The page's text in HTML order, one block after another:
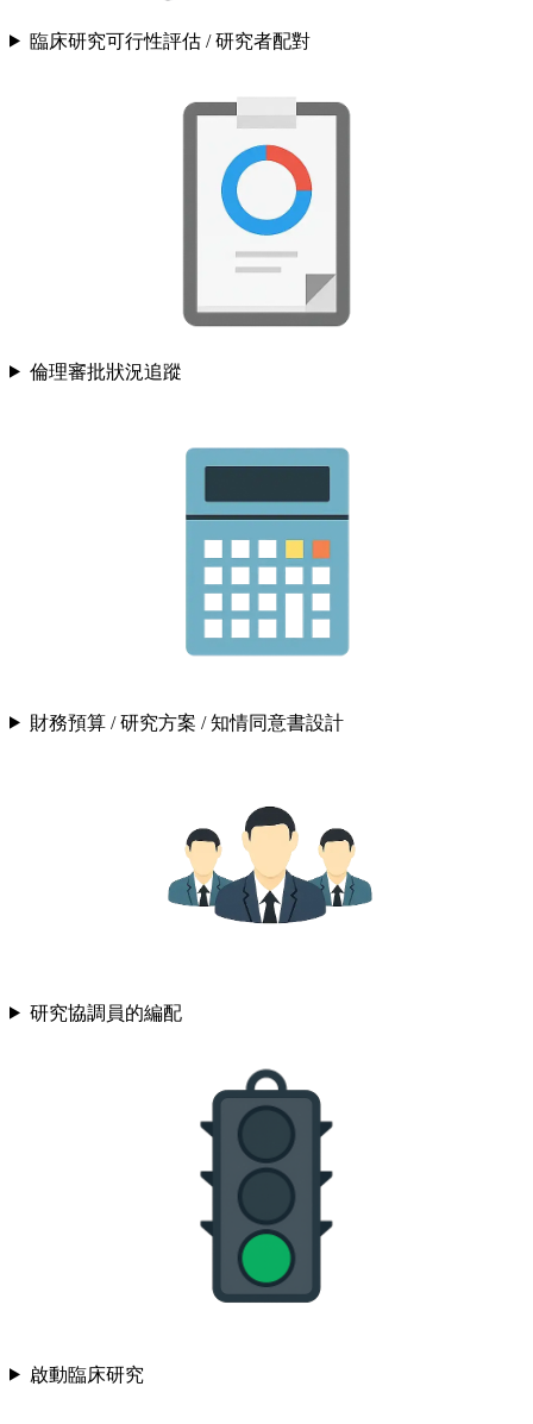
臨床研究可行性評估 / 研究者配對
倫理審批狀況追蹤
財務預算 / 研究方案 / 知情同意書設計
研究協調員的編配
啟動臨床研究